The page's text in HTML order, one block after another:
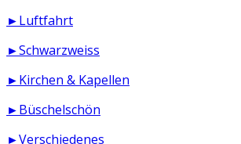
►Luftfahrt
►Schwarzweiss
►Kirchen & Kapellen
►Büschelschön
►Verschiedenes